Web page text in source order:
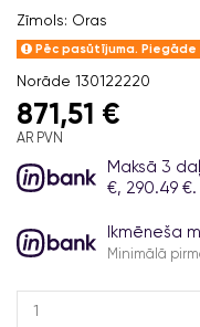
Zīmols: Oras
Pēc pasūtījuma.
Norāde 130122220
871,51 €
AR PVN
Maksā 3
€, 290.49 €.
Ikmēneša
Minimālā